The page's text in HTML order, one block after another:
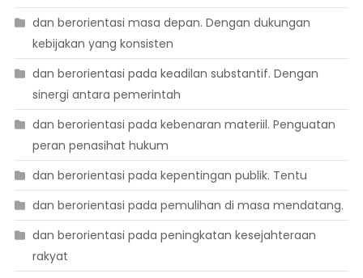
dan berorientasi masa depan. Dengan dukungan
kebijakan yang konsisten
dan berorientasi pada keadilan substantif. Dengan
sinergi antara pemerintah
dan berorientasi pada kebenaran materiil. Penguatan
peran penasihat hukum
dan berorientasi pada kepentingan publik. Tentu
dan berorientasi pada pemulihan di masa mendatang.
dan berorientasi pada peningkatan kesejahteraan
rakyat